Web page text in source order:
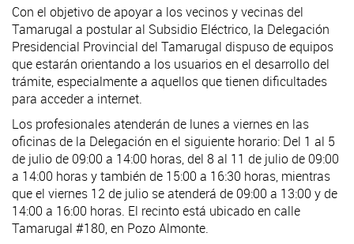
Con el objetivo de apoyar a los vecinos y vecinas del
Tamarugal a postular al Subsidio Eléctrico, la Delegación
Presidencial Provincial del Tamarugal dispuso de equipos
que estarán orientando a los usuarios en el desarrollo del
trámite, especialmente a aquellos que tienen dificultades
para acceder a internet.
Los profesionales atenderán de lunes a viernes en las
oficinas de la Delegación en el siguiente horario: Del 1 al 5
de julio de 09:00 a 14:00 horas, del 8 al 11 de julio de 09:00
a 14:00 horas y también de 15:00 a 16:30 horas, mientras
que el viernes 12 de julio se atenderá de 09:00 a 13:00 y de
14:00 a 16:00 horas. El recinto está ubicado en calle
Tamarugal #180, en Pozo Almonte.